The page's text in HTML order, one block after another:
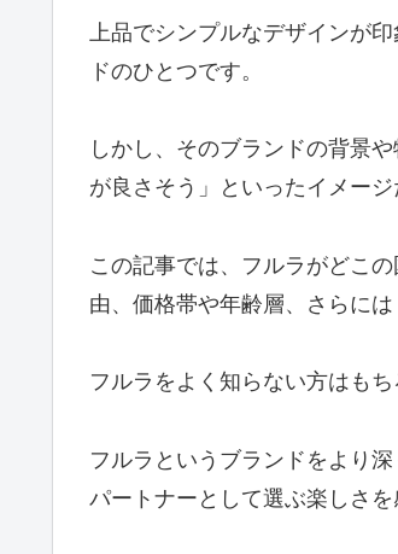
上品でシンプルなデザインが
ドのひとつです。
しかし、そのブランドの背景
が良さそう」といったイメー
この記事では、フルラがどこ
由、価格帯や年齢層、さらに
フルラをよく知らない方はも
フルラというブランドをより
パートナーとして選ぶ楽しさを